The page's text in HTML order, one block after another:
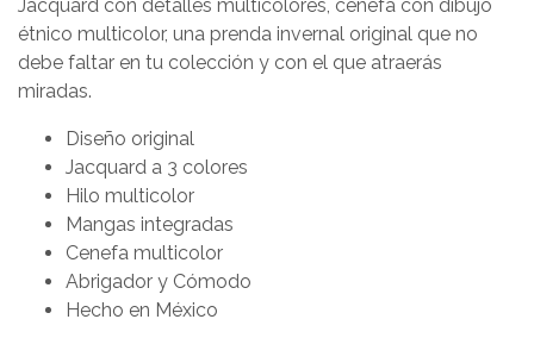
Jacquard con detalles multicolores, cenefa con dibujo
étnico multicolor, una prenda invernal original que no
debe faltar en tu colección y con el que atraerás
miradas.
Diseño original
Jacquard a 3 colores
Hilo multicolor
Mangas integradas
Cenefa multicolor
Abrigador y Cómodo
Hecho en México